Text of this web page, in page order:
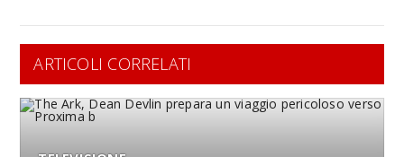
ARTICOLI CORRELATI